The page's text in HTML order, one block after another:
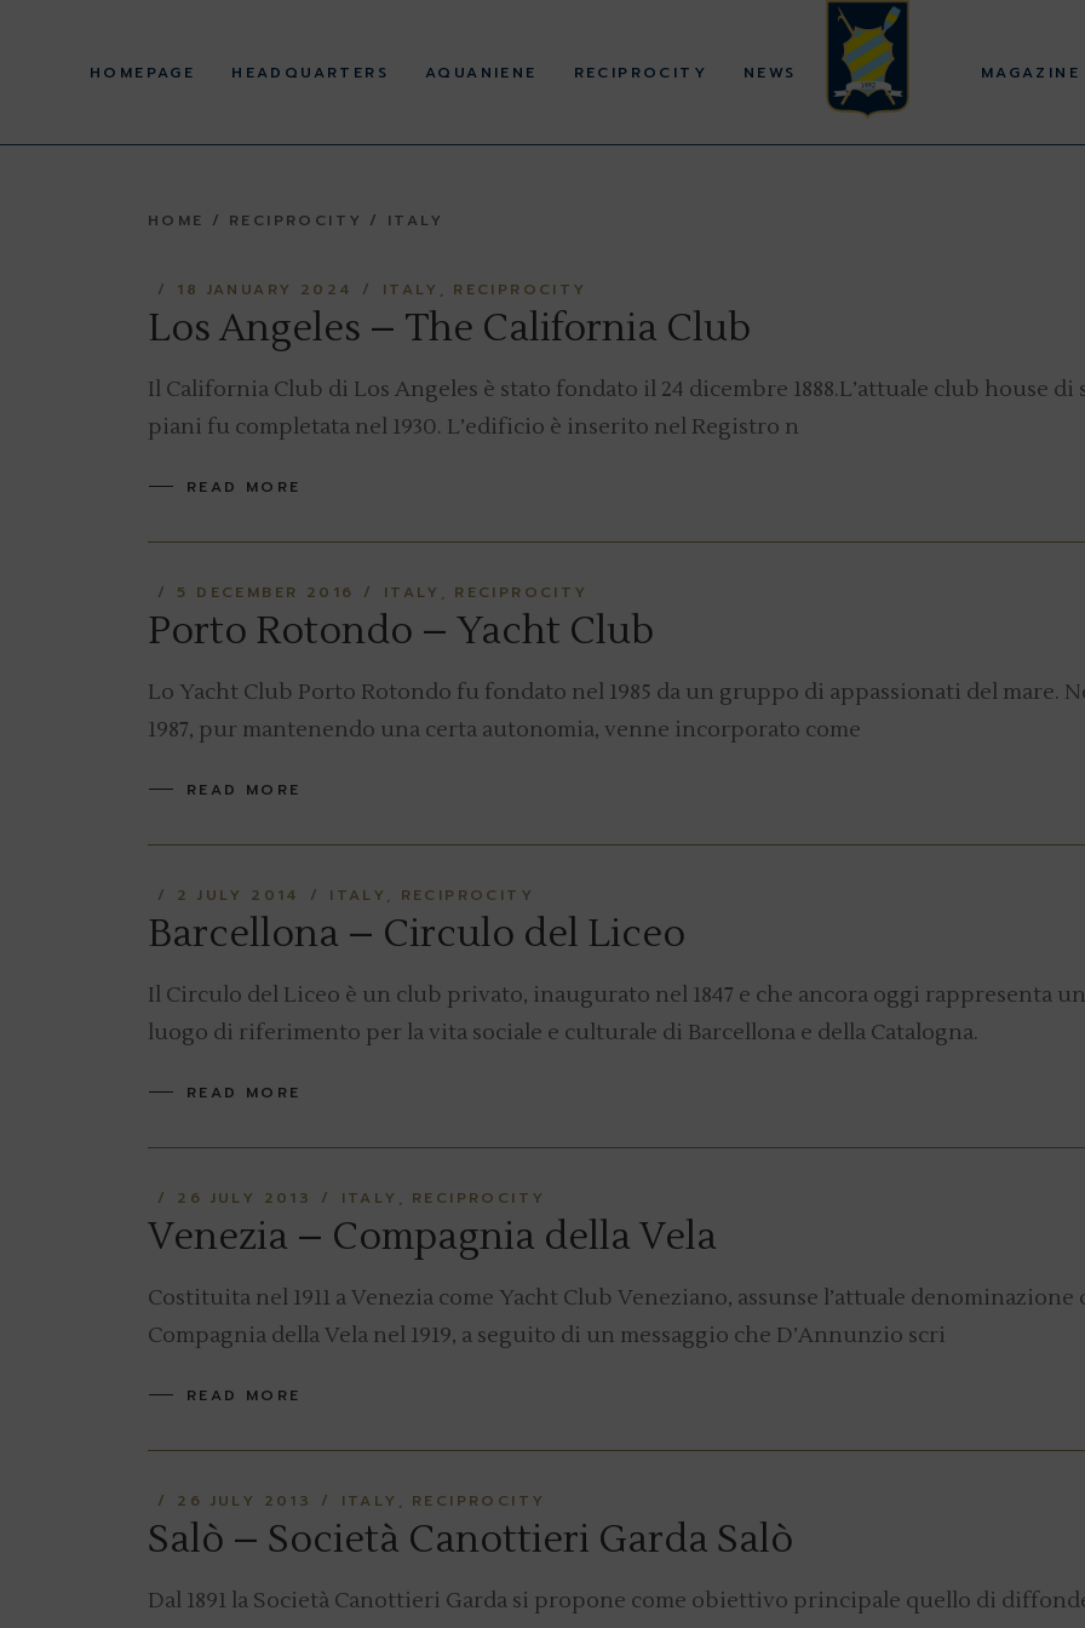
HOMEPAGE HEADQUARTERS
Corporate offices
Regulations and acts
pursuant to Legislative
Decree 36/2021 and
39/2021
Facilities
AQUANIENE RECIPROCITY NEWS MAGAZINE
Corporate offices
Regulations and acts
39/2021
HOME RECIPROCITY ITALY
18 JANUARY 2024 ITALY RECIPROCITY
Los Angeles – The California Club
Il California Club di Los Angeles è stato fondato il 24 dicembre 1888.L’attuale club house di
piani fu completata nel 1930. L’edificio è inserito nel Registro n
READ MORE
5 DECEMBER 2016 ITALY RECIPROCITY
Porto Rotondo – Yacht Club
Lo Yacht Club Porto Rotondo fu fondato nel 1985 da un gruppo di appassionati del mare.
1987, pur mantenendo una certa autonomia, venne incorporato come
READ MORE
2 JULY 2014 ITALY RECIPROCITY
Barcellona – Circulo del Liceo
Il Circulo del Liceo è un club privato, inaugurato nel 1847 e che ancora oggi rappresenta un
luogo di riferimento per la vita sociale e culturale di Barcellona e della Catalogna.
READ MORE
26 JULY 2013 ITALY RECIPROCITY
Venezia – Compagnia della Vela
Costituita nel 1911 a Venezia come Yacht Club Veneziano, assunse l’attuale denominazione
Compagnia della Vela nel 1919, a seguito di un messaggio che D’Annunzio scri
READ MORE
26 JULY 2013 ITALY RECIPROCITY
Salò – Società Canottieri Garda Salò
Dal 1891 la Società Canottieri Garda si propone come obiettivo principale quello di